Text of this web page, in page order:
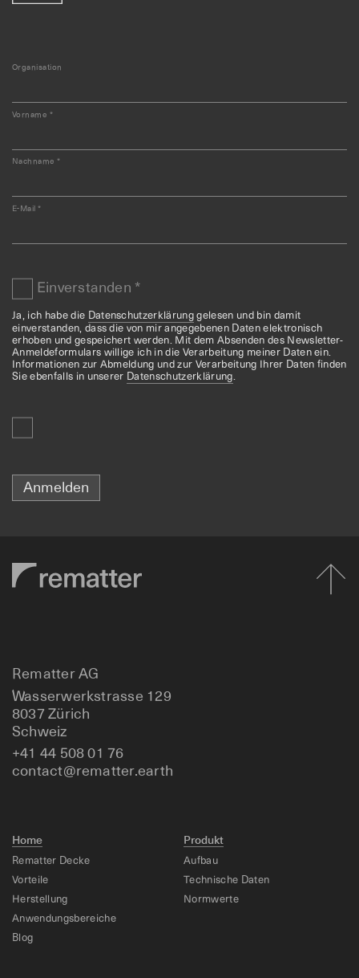
Organisation
Vorname *
Nachname*
E-Mail*
Einverstanden *
Ja, ich habe die Datenschutzerklärung gelesen und bin damit
einverstanden, dass die von mir angegebenen Daten elektronisch
erhoben und gespeichert werden. Mit dem Absenden des Newsletter-
Anmeldeformulars willige ich in die Verarbeitung meiner Daten ein.
Informationen zur Abmeldung und zur Verarbeitung Ihrer Daten finden
Sie ebenfalls in unserer Datenschutzerklärung.
Anmelden
Rematter AG
Wasserwerkstrasse 129
8037 Zürich
Schweiz
+41 44 508 01 76
contact@rematter.earth
Home
Rematter Decke
Vorteile
Herstellung
Anwendungsbereiche
Blog
Produkt
Aufbau
Technische Daten
Normwerte